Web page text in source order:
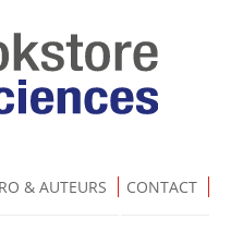
& AUTEURS CONTACT